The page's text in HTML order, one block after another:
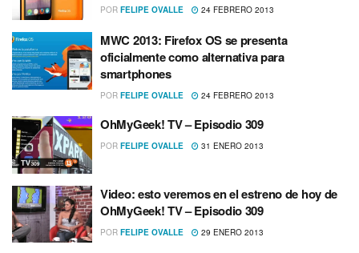
POR FELIPE OVALLE 24 FEBRERO 2013
MWC 2013: Firefox OS se presenta
oficialmente como alternativa para
smartphones
POR FELIPE OVALLE 24 FEBRERO 2013
OhMyGeek! TV – Episodio 309
POR FELIPE OVALLE 31 ENERO 2013
Video: esto veremos en el estreno de hoy de
OhMyGeek! TV – Episodio 309
POR FELIPE OVALLE 29 ENERO 2013